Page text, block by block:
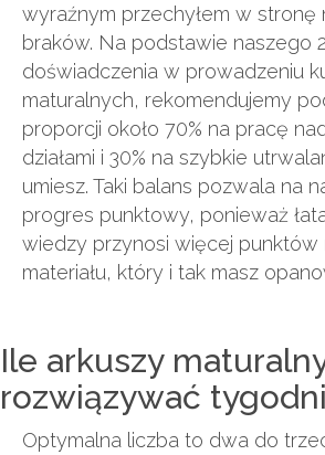
wyraźnym przechyłem w stronę
braków. Na podstawie naszego
doświadczenia w prowadzeniu
maturalnych, rekomendujemy
proporcji około 70% na pracę
działami i 30% na szybkie
umiesz. Taki balans pozwala na
progres punktowy, ponieważ
wiedzy przynosi więcej punktów
materiału, który i tak masz
Ile arkuszy
rozwiązywać
Optymalna liczba to dwa do